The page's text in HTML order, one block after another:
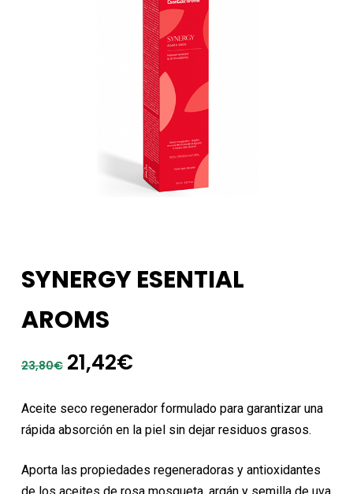
SYNERGY ESENTIAL
AROMS
23,80€ El
original
era:
21,42€El
actual
es:
Aceite seco regenerador formulado para garantizar una
rápida absorción en la piel sin dejar residuos grasos.
Aporta las propiedades regeneradoras y antioxidantes